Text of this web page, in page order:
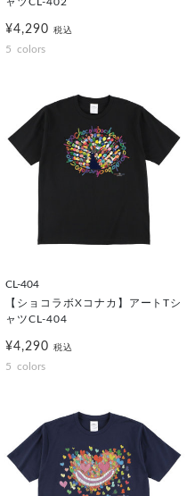
¥4,290 税込
5 colors
CL-404
【ショコラボXコナカ】アートTシ
ャツCL-404
¥4,290 税込
5 colors